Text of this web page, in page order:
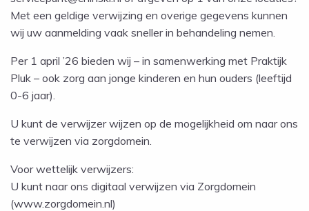
Met een geldige verwijzing en overige gegevens kunnen
wij uw aanmelding vaak sneller in behandeling nemen.
Per 1 april ’26 bieden wij – in samenwerking met Praktijk
Pluk – ook zorg aan jonge kinderen en hun ouders (leeftijd
0-6 jaar).
U kunt de verwijzer wijzen op de mogelijkheid om naar ons
te verwijzen via zorgdomein.
Voor wettelijk verwijzers:
U kunt naar ons digitaal verwijzen via Zorgdomein
(www.zorgdomein.nl)